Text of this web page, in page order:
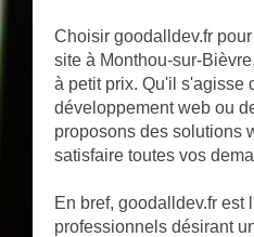
Choisir goodalldev.fr
site à Monthou-sur-
à petit prix. Qu'il s'agisse
développement web ou
proposons des solutions
satisfaire toutes vos
En bref, goodalldev.fr
professionnels désirant